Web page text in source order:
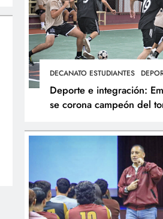
DECANATO ESTUDIANTES
Deporte e integración:
se corona campeón del